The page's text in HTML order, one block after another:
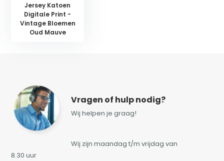
Jersey Katoen
Digitale Print -
Vintage Bloemen
Oud Mauve
Vragen of hulp nodig?
Wij helpen je graag!
Wij zijn maandag t/m vrijdag van
8.30 uur